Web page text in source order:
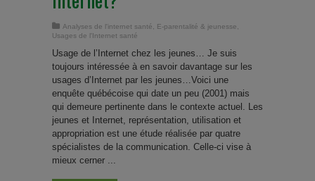
Analyses de l'internet santé E-parentalité & jeunesse
Usages de l'Internet santé
Usage de l’Internet chez les jeunes… Je suis
toujours intéressée à en savoir davantage sur les
usages d’Internet par les jeunes…Voici une
enquête québécoise qui date un peu (2001) mais
qui demeure pertinente dans le contexte actuel. Les
jeunes et Internet, représentation, utilisation et
appropriation est une étude réalisée par quatre
spécialistes de la communication. Celle-ci vise à
mieux cerner ...